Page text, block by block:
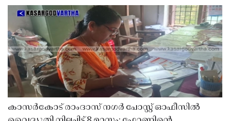
കാസർകോട് രാംദാസ് നഗർ പോസ്റ്റ് ഓഫീസിൽ